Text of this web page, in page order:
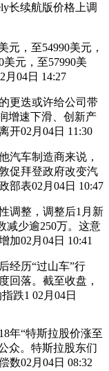
长续航版价格上调
元，至54990美元，
元，至57990美
月04日 14:27
更迭或许给公司带
增速下滑、创新产
开02月04日 11:30
汽车制造商来说，
促拜登政府改变汽
部表02月04日 10:47
调整，调整后1月新
减少逾250万。这意
加02月04日 10:41
经历“过山车”行
回落。截至收盘，
跌1 02月04日
年“特斯拉股价涨至
众。特斯拉股东们
数02月04日 08:32